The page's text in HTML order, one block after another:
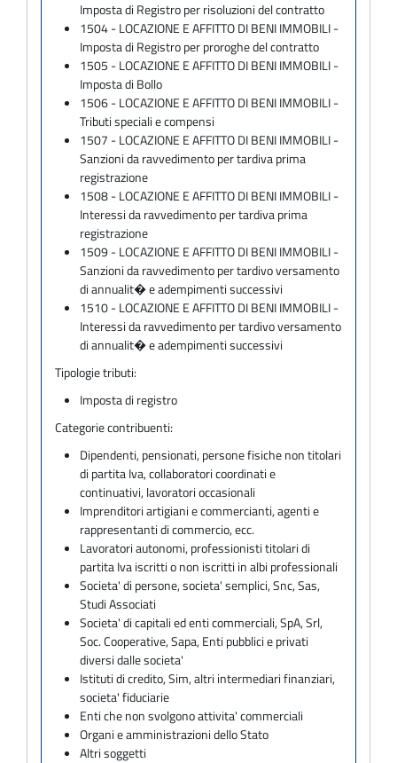
Imposta di Registro per risoluzioni del contratto
1504 - LOCAZIONE E AFFITTO DI BENI IMMOBILI -
Imposta di Registro per proroghe del contratto
1505 - LOCAZIONE E AFFITTO DI BENI IMMOBILI -
Imposta di Bollo
1506 - LOCAZIONE E AFFITTO DI BENI IMMOBILI -
Tributi speciali e compensi
1507 - LOCAZIONE E AFFITTO DI BENI IMMOBILI -
Sanzioni da ravvedimento per tardiva prima
registrazione
1508 - LOCAZIONE E AFFITTO DI BENI IMMOBILI -
Interessi da ravvedimento per tardiva prima
registrazione
1509 - LOCAZIONE E AFFITTO DI BENI IMMOBILI -
Sanzioni da ravvedimento per tardivo versamento
di annualit� e adempimenti successivi
1510 - LOCAZIONE E AFFITTO DI BENI IMMOBILI -
Interessi da ravvedimento per tardivo versamento
di annualit� e adempimenti successivi
Tipologie tributi:
Imposta di registro
Categorie contribuenti:
Dipendenti, pensionati, persone fisiche non titolari
di partita Iva, collaboratori coordinati e
continuativi, lavoratori occasionali
Imprenditori artigiani e commercianti, agenti e
rappresentanti di commercio, ecc.
Lavoratori autonomi, professionisti titolari di
partita Iva iscritti o non iscritti in albi professionali
Societa' di persone, societa' semplici, Snc, Sas,
Studi Associati
Societa' di capitali ed enti commerciali, SpA, Srl,
Soc. Cooperative, Sapa, Enti pubblici e privati
diversi dalle societa'
Istituti di credito, Sim, altri intermediari finanziari,
societa' fiduciarie
Enti che non svolgono attivita' commerciali
Organi e amministrazioni dello Stato
Altri soggetti